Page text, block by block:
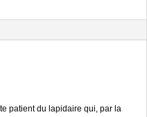
patient du lapidaire qui, par la